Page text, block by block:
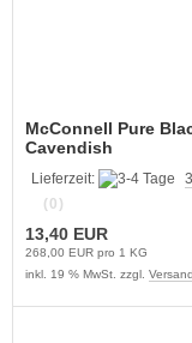
McConnell Pure
Cavendish
Lieferzeit:
(0)
13,40 EUR
268,00 EUR pro 1 KG
inkl. 19 % MwSt. zzgl.